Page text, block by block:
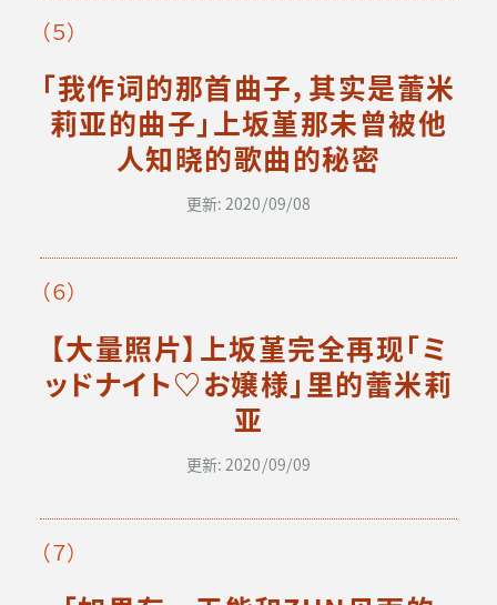
（５）
「我作词的那首曲子，其实是蕾米
莉亚的曲子」上坂堇那未曾被他
人知晓的歌曲的秘密
更新: 2020/09/08
（６）
【大量照片】上坂堇完全再现「ミ
ッドナイト♡お嬢様」里的蕾米莉
亚
更新: 2020/09/09
（７）